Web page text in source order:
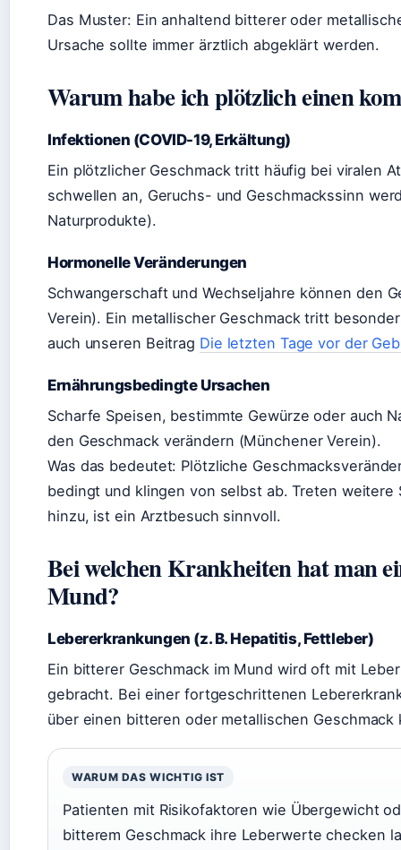
Das Muster: Ein anhaltend bitterer oder
Ursache sollte immer ärztlich abgeklärt werden.
Warum habe ich plötzlich einen
Infektionen (COVID-19, Erkältung)
Ein plötzlicher Geschmack tritt häufig bei viralen
schwellen an, Geruchs- und Geschmackssinn
Naturprodukte).
Hormonelle Veränderungen
Schwangerschaft und Wechseljahre können den
Verein). Ein metallischer Geschmack tritt
auch unseren Beitrag Die letzten Tage vor der
Ernährungsbedingte Ursachen
Scharfe Speisen, bestimmte Gewürze oder auch
den Geschmack verändern (Münchener Verein).
Was das bedeutet: Plötzliche
bedingt und klingen von selbst ab. Treten
hinzu, ist ein Arztbesuch sinnvoll.
Bei welchen Krankheiten hat man
Mund?
Lebererkrankungen (z. B. Hepatitis, Fettleber)
Ein bitterer Geschmack im Mund wird oft mit
gebracht. Bei einer fortgeschrittenen
über einen bitteren oder metallischen
WARUM DAS WICHTIG IST
Patienten mit Risikofaktoren wie Übergewicht
bitterem Geschmack ihre Leberwerte checken